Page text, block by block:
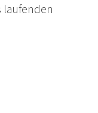
laufenden